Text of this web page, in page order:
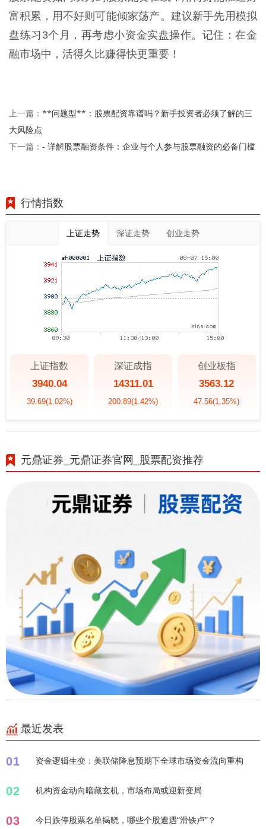
富积累，用不好则可能倾家荡产。建议新手先用模拟
盘练习3个月，再考虑小资金实盘操作。记住：在金
融市场中，活得久比赚得快更重要！
上一篇： **问题型**：股票配资靠谱吗？新手投资者必须了解的三
大风险点
下一篇： - 详解股票融资条件：企业与个人参与股票融资的必备门槛
行情指数
上证走势 深证走势 创业走势
上证指数
3940.04
39.69(1.02%)
深证成指
14311.01
200.89(1.42%)
创业板指
3563.12
47.56(1.35%)
元鼎证券_元鼎证券官网_股票配资推荐
最近发表
01 资金逻辑生变：美联储降息预期下全球市场资金流向重构
02 机构资金动向暗藏玄机，市场布局或迎新变局
03 今日跌停股票名单揭晓，哪些个股遭遇“滑铁卢”？